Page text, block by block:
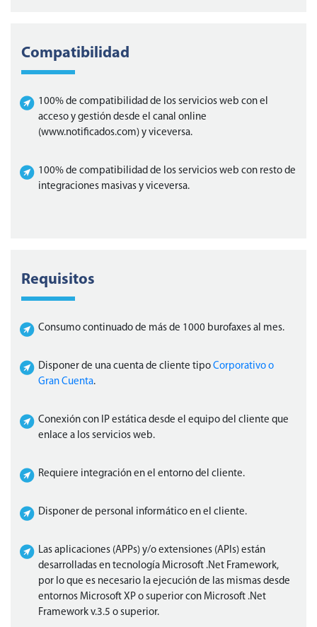
Compatibilidad
100% de compatibilidad de los servicios web con el
acceso y gestión desde el canal online
(www.notificados.com) y viceversa.
100% de compatibilidad de los servicios web con resto de
integraciones masivas y viceversa.
Requisitos
Consumo continuado de más de 1000 burofaxes al mes.
Disponer de una cuenta de cliente tipo Corporativo o
Gran Cuenta.
Conexión con IP estática desde el equipo del cliente que
enlace a los servicios web.
Requiere integración en el entorno del cliente.
Disponer de personal informático en el cliente.
Las aplicaciones (APPs) y/o extensiones (APIs) están
desarrolladas en tecnología Microsoft .Net Framework,
por lo que es necesario la ejecución de las mismas desde
entornos Microsoft XP o superior con Microsoft .Net
Framework v.3.5 o superior.